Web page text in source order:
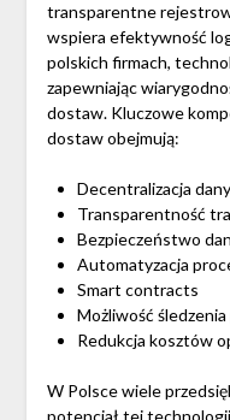
transparentne
wspiera efektywność
polskich firmach,
zapewniając
dostaw. Kluczowe
dostaw obejmują:
Decentralizacja
Transparentność
Bezpieczeństwo
Automatyzacja
Smart contracts
Możliwość
Redukcja kosztów
W Polsce wiele
potencjał tej